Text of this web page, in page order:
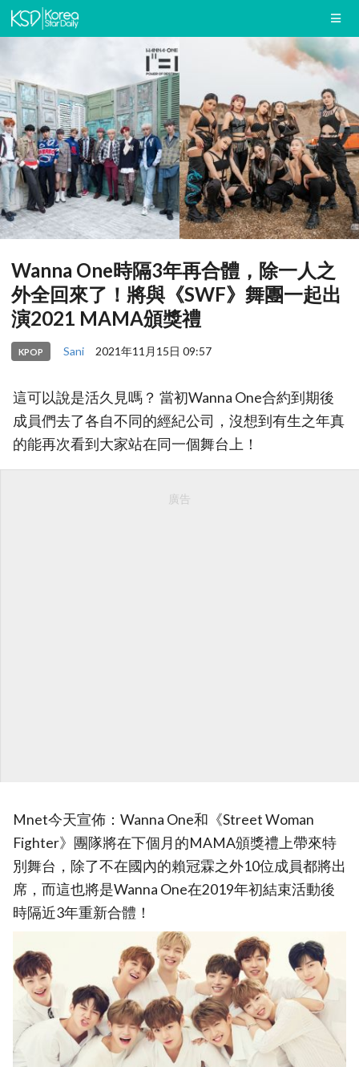
Wanna One時隔3年再合體，除一人之
外全回來了！將與《SWF》舞團一起出
演2021 MAMA頒獎禮
KPOP Sani 2021年11月15日 09:57
這可以說是活久見嗎？ 當初Wanna One合約到期後
成員們去了各自不同的經紀公司，沒想到有生之年真
的能再次看到大家站在同一個舞台上！
廣告
Mnet今天宣佈：Wanna One和《Street Woman
Fighter》團隊將在下個月的MAMA頒獎禮上帶來特
別舞台，除了不在國內的賴冠霖之外10位成員都將出
席，而這也將是Wanna One在2019年初結束活動後
時隔近3年重新合體！